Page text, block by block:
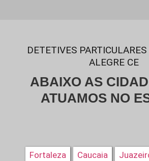
DETETIVES
ALEGRE CE
ABAIXO AS
ATUAMOS NO
Fortaleza Caucaia